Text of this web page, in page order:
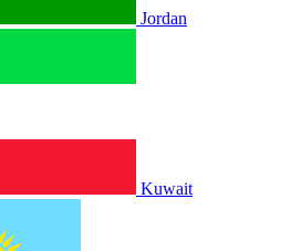
Jordan
Kuwait